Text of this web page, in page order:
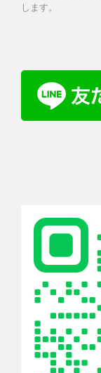
します。